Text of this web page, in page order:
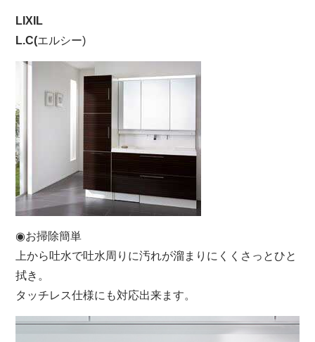
LIXIL
L.C(エルシー)
◉お掃除簡単
上から吐水で吐水周りに汚れが溜まりにくくさっとひと
拭き。
タッチレス仕様にも対応出来ます。